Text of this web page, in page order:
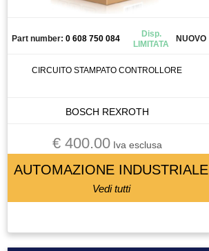
GRUPPO TRATTAMENTO ARIA
INGRANAGGIO
LETTORE BARCODE
LETTORE FLOPPY
LUBRIFICATORE
LUCI
Part number: 0 608 750 084
Disp.
LIMITATA
NUOVO
CIRCUITO STAMPATO CONTROLLORE
BOSCH REXROTH
€ 400.00Iva esclusa
AUTOMAZIONE INDUSTRIALE
Vedi tutti